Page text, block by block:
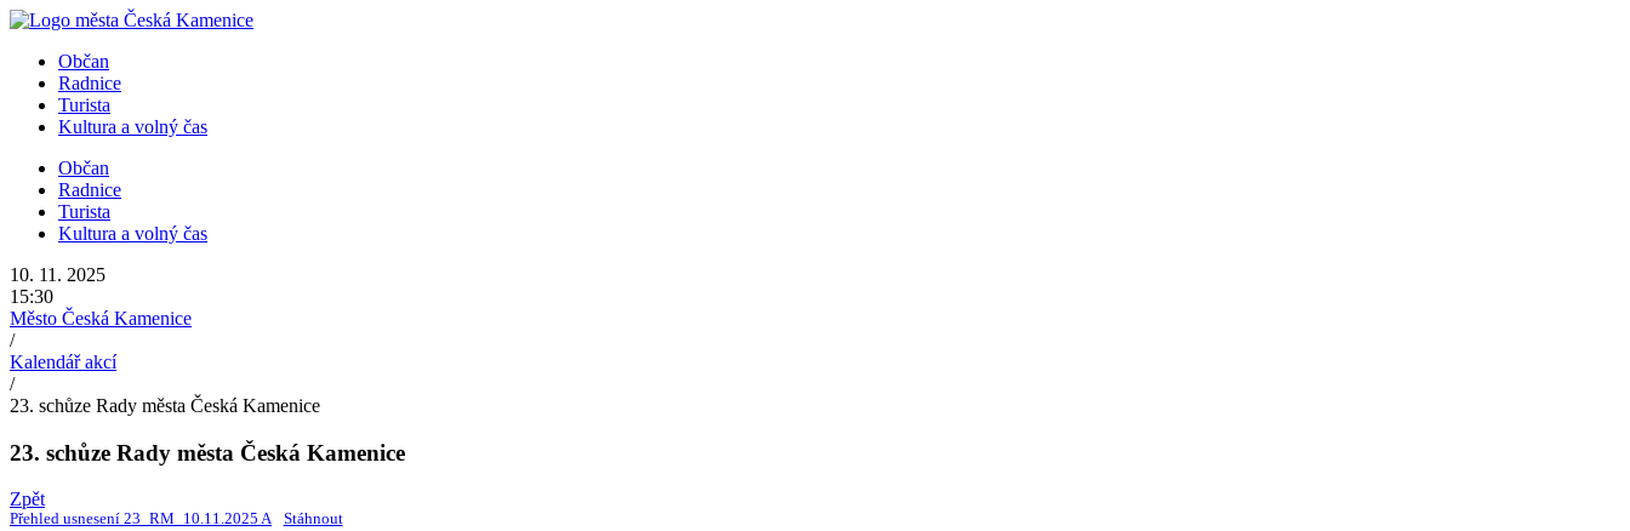
Přejít
obsahuObčan
Radnice
Turista
Kultura a volný čas
Občan
Radnice
Turista
Kultura a volný čas
10. 11. 2025
15:30
Město Česká Kamenice
/
Kalendář akcí
/
23. schůze Rady města Česká Kamenice
23. schůze Rady města Česká Kamenice
Zpět
Přehled usnesení 23_RM_10.11.2025 A Stáhnout